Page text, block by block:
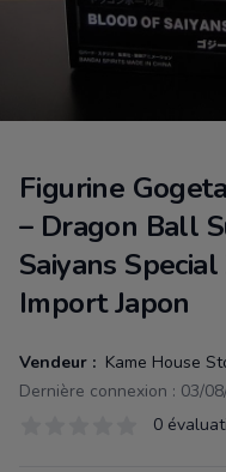
Figurine
– Dragon Ball
Saiyans
Import Japon
Vendeur : Kame House
Dernière connexion : 03/
0